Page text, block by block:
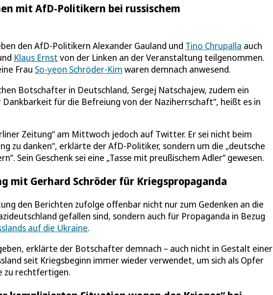
mit AfD-Politikern bei russischem
den AfD-Politikern Alexander Gauland und Tino Chrupalla auch
Klaus Ernst von der Linken an der Veranstaltung teilgenommen.
Frau So-yeon Schröder-Kim waren demnach anwesend.
Botschafter in Deutschland, Sergej Natschajew, zudem ein
Dankbarkeit für die Befreiung von der Naziherrschaft“, heißt es in
Zeitung“ am Mittwoch jedoch auf Twitter. Er sei nicht beim
zu danken“, erklärte der AfD-Politiker, sondern um die „deutsche
Sein Geschenk sei eine „Tasse mit preußischem Adler“ gewesen.
mit Gerhard Schröder für Kriegspropaganda
den Berichten zufolge offenbar nicht nur zum Gedenken an die
gefallen sind, sondern auch für Propaganda in Bezug
auf die Ukraine.
erklärte der Botschafter demnach – auch nicht in Gestalt einer
seit Kriegsbeginn immer wieder verwendet, um sich als Opfer
zu rechtfertigen.